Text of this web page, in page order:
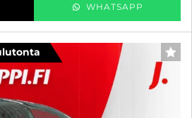
WHATSAPP